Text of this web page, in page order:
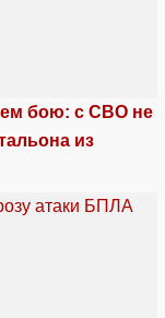
бою: с СВО не
из